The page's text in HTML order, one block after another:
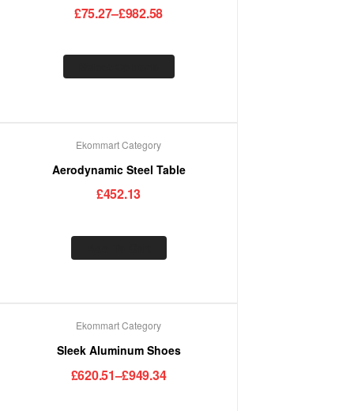
£75.27–£982.58
Ekommart Category
Aerodynamic Steel Table
£452.13
Ekommart Category
Sleek Aluminum Shoes
£620.51–£949.34